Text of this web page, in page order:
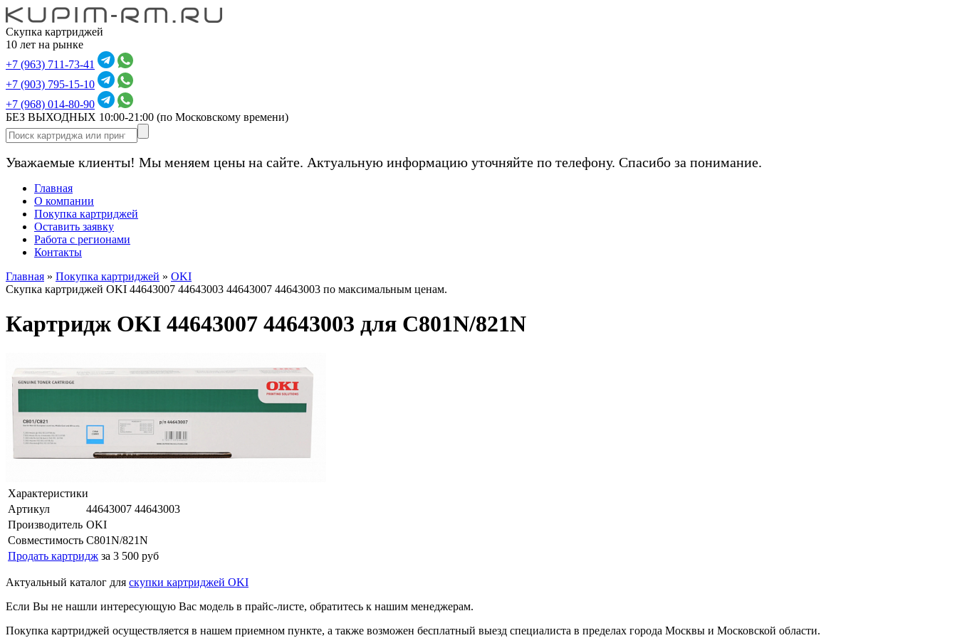
Скупка картриджей
10 лет на рынке
+7 (963) 711-73-41
+7 (903) 795-15-10
+7 (968) 014-80-90
БЕЗ ВЫХОДНЫХ 10:00-21:00 (по Московскому времени)
Уважаемые клиенты! Мы меняем цены на сайте. Актуальную информацию уточняйте по телефону. Спасибо за понимание.
Главная
О компании
Покупка картриджей
Оставить заявку
Работа с регионами
Контакты
Главная » Покупка картриджей » OKI
Скупка картриджей OKI 44643007 44643003 44643007 44643003 по максимальным ценам.
Картридж OKI 44643007 44643003 для C801N/821N
Характеристики
Артикул
44643007 44643003
Производитель OKI
Совместимость C801N/821N
Продать картридж за 3 500 руб
Актуальный каталог для скупки картриджей OKI
Если Вы не нашли интересующую Вас модель в прайс-листе, обратитесь к нашим менеджерам.
Покупка картриджей осуществляется в нашем приемном пункте, а также возможен бесплатный выезд специалиста в пределах города Москвы и Московской области.